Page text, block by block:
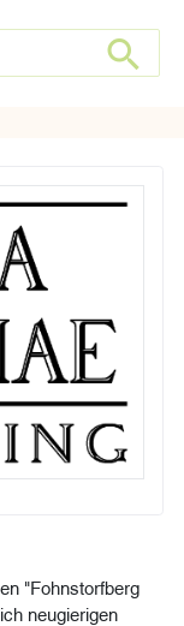
Search
"Fohnstorfberg
neugierigen